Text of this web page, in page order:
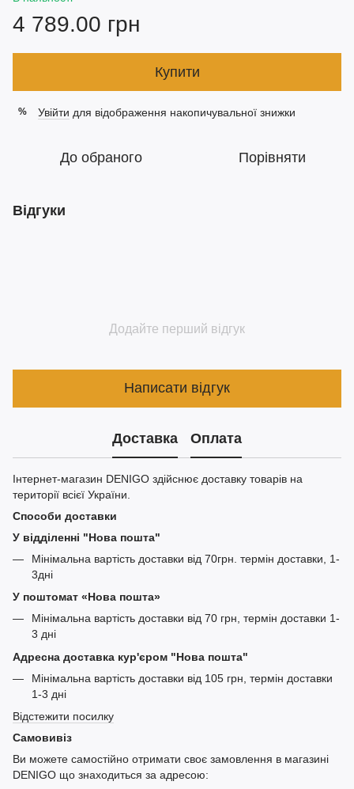
4 789.00 грн
Купити
% Увійти для відображення накопичувальної знижки
До обраного Порівняти
Відгуки
Додайте перший відгук
Написати відгук
Доставка Оплата
Інтернет-магазин DENIGO здійснює доставку товарів на
території всієї України.
Способи доставки
У відділенні "Нова пошта"
Мінімальна вартість доставки від 70грн. термін доставки, 1-
3дні
У поштомат «Нова пошта»
Мінімальна вартість доставки від 70 грн, термін доставки 1-
3 дні
Адресна доставка кур'єром "Нова пошта"
Мінімальна вартість доставки від 105 грн, термін доставки
1-3 дні
Відстежити посилку
Самовивіз
Ви можете самостійно отримати своє замовлення в магазині
DENIGO що знаходиться за адресою: